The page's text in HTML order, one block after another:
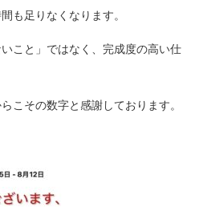
も足りなくなります。
こと」ではなく、完成度の高い仕
こその数字と感謝しております。